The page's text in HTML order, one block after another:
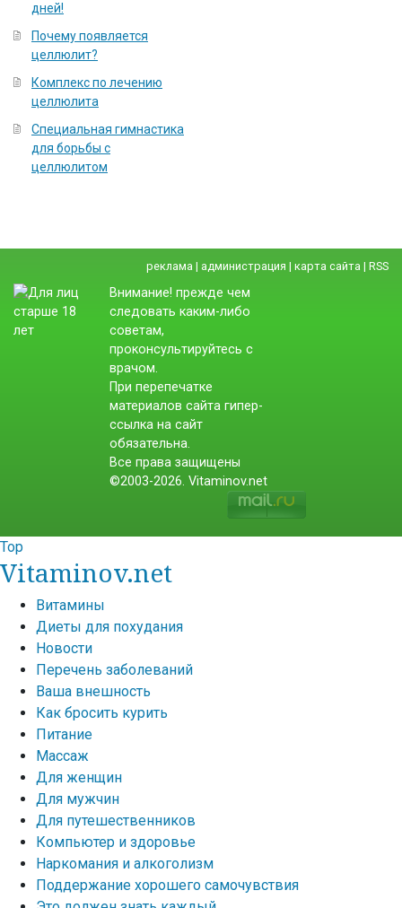
дней!
Почему появляется
целлюлит?
Комплекс по лечению
целлюлита
Специальная гимнастика
для борьбы с
целлюлитом
реклама | администрация | карта сайта | RSS
Внимание! прежде чем
следовать каким-либо
советам,
проконсультируйтесь с
врачом.
При перепечатке
материалов сайта гипер-
ссылка на сайт
обязательна.
Все права защищены
©2003-2026. Vitaminov.net
Top
Vitaminov.net
Витамины
Диеты для похудания
Новости
Перечень заболеваний
Ваша внешность
Как бросить курить
Питание
Массаж
Для женщин
Для мужчин
Для путешественников
Компьютер и здоровье
Наркомания и алкоголизм
Поддержание хорошего самочувствия